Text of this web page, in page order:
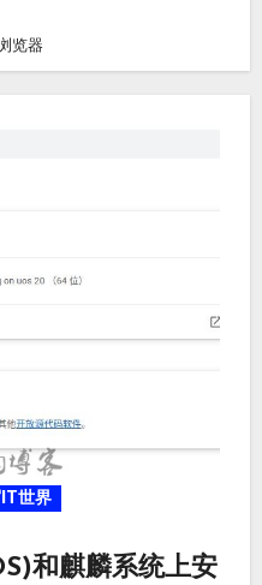
览器
世界
和麒麟系统上安